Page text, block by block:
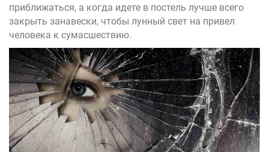
приближаться, а когда идете в постель лучше всего
закрыть занавески, чтобы лунный свет на привел
человека к сумасшествию.